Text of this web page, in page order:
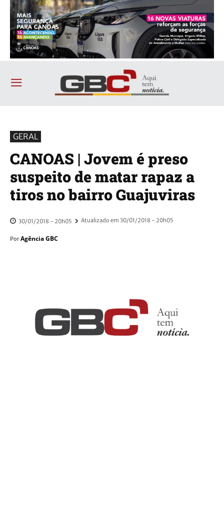
GERAL
CANOAS | Jovem é preso
suspeito de matar rapaz a
tiros no bairro Guajuviras
30/01/2018 - 20h05 Atualizado em 30/01/2018 - 20h05
Por Agência GBC